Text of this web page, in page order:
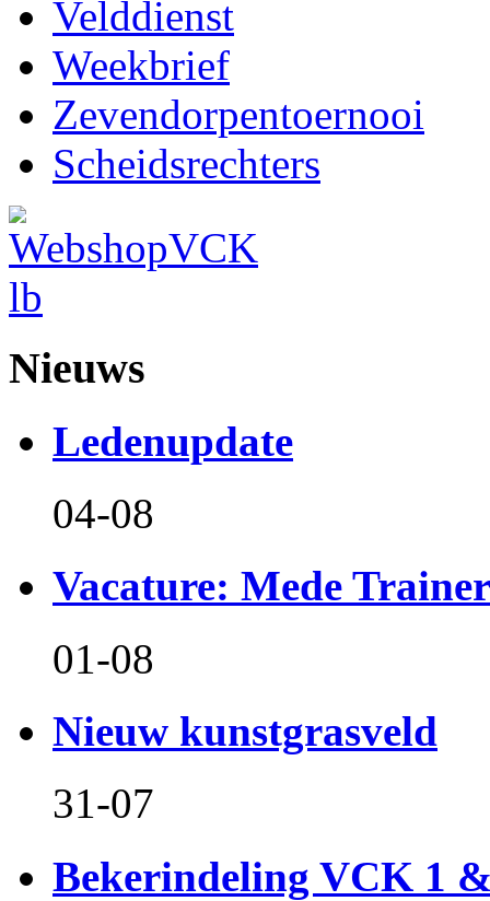
Velddienst
Weekbrief
Zevendorpentoernooi
Scheidsrechters
Nieuws
Ledenupdate
04-08
Vacature: Mede
01-08
Nieuw kunstgrasveld
31-07
Bekerindeling VCK 1